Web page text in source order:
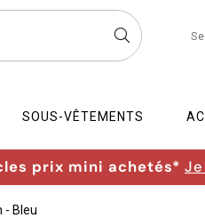
SOUS-VÊTEMENTS
prix mini achetés*
- Bleu